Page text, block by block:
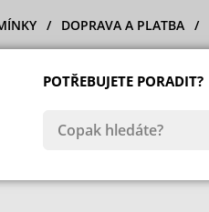
DOPRAVA A PLATBA
POTŘEBUJETE PORADIT?